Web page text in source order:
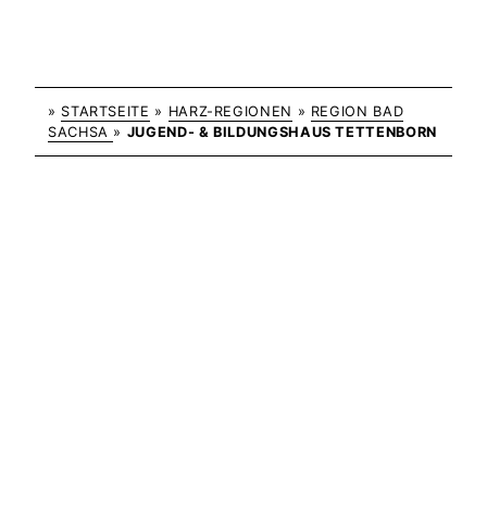
» STARTSEITE » HARZ-REGIONEN » REGION BAD
SACHSA » JUGEND- & BILDUNGSHAUS TETTENBORN